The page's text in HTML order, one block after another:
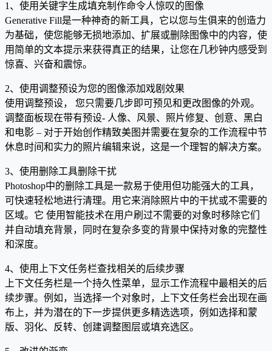
1、使用关键字生成填充制作命令人惊叹的图像
Generative Fill是一种神奇的新工具，它以您与生俱来的创造力
为基础，使您能够无损地添加、扩展或删除图像中的内容，使
用简单的文本提示来获得真正的结果，让您在几秒钟内感受到
惊喜、兴奋和震惊。
2、使用调整预设为您的图像添加戏剧效果
使用调整预设， 您只需要几步即可预见和更改图像的外观。
调整面板现在带有预设- 人像、风景、照片修复、创意、黑白
和电影 – 对于开始创作精致美图并需要在复杂的工作流程中节
休息时间和实力的照片编辑来说，这是一个理智的解决方案。
3、使用删除工具删除干扰
Photoshop中的删除工具是一款易于使用但功能强大的工具，
可快速轻松地进行清理。用它来消除照片中的干扰或不需要的
区域。它 使用智能技术在用户刷过不需要的对象时移除它们
并自动填充背景，同时在复杂多变的背景中保持对象的完整性
和深度。
‍4、使用上下文任务栏查找相关的后续步骤
上下文任务栏是一个持久性菜单，显示工作流程中最相关的后
续步骤。例如，当选择一个对象时，上下文任务栏会出现在画
布上，并为潜在的下一步提供更多精选选项，例如选择和蒙
版、羽化、反转、创建调整图层或填充选区。